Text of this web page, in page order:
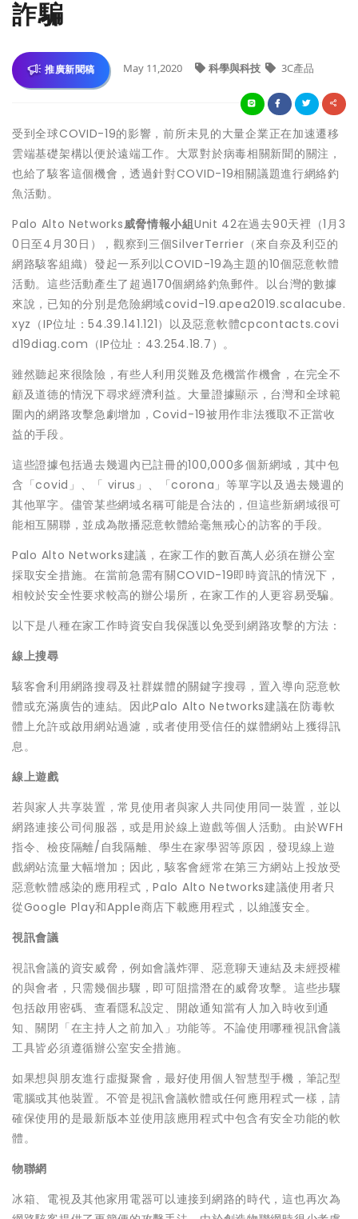
詐騙
推廣新聞稿 May 11,2020 科學與科技 3C產品
受到全球COVID-19的影響，前所未見的大量企業正在加速遷移
雲端基礎架構以便於遠端工作。大眾對於病毒相關新聞的關注，
也給了駭客這個機會，透過針對COVID-19相關議題進行網絡釣
魚活動。
Palo Alto Networks威脅情報小組Unit 42在過去90天裡（1月3
0日至4月30日），觀察到三個SilverTerrier（來自奈及利亞的
網路駭客組織）發起一系列以COVID-19為主題的10個惡意軟體
活動。這些活動產生了超過170個網絡釣魚郵件。以台灣的數據
來說，已知的分別是危險網域covid-19.apea2019.scalacube.
xyz（IP位址：54.39.141.121）以及惡意軟體cpcontacts.covi
d19diag.com（IP位址：43.254.18.7）。
雖然聽起來很陰險，有些人利用災難及危機當作機會，在完全不
顧及道德的情況下尋求經濟利益。大量證據顯示，台灣和全球範
圍內的網路攻擊急劇增加，Covid-19被用作非法獲取不正當收
益的手段。
這些證據包括過去幾週內已註冊的100,000多個新網域，其中包
含「covid」、「 virus」、「corona」等單字以及過去幾週的
其他單字。儘管某些網域名稱可能是合法的，但這些新網域很可
能相互關聯，並成為散播惡意軟體給毫無戒心的訪客的手段。
Palo Alto Networks建議，在家工作的數百萬人必須在辦公室
採取安全措施。在當前急需有關COVID-19即時資訊的情況下，
相較於安全性要求較高的辦公場所，在家工作的人更容易受騙。
以下是八種在家工作時資安自我保護以免受到網路攻擊的方法：
線上搜尋
駭客會利用網路搜尋及社群媒體的關鍵字搜尋，置入導向惡意軟
體或充滿廣告的連結。因此Palo Alto Networks建議在防毒軟
體上允許或啟用網站過濾，或者使用受信任的媒體網站上獲得訊
息。
線上遊戲
若與家人共享裝置，常見使用者與家人共同使用同一裝置，並以
網路連接公司伺服器，或是用於線上遊戲等個人活動。由於WFH
指令、檢疫隔離/自我隔離、學生在家學習等原因，發現線上遊
戲網站流量大幅增加；因此，駭客會經常在第三方網站上投放受
惡意軟體感染的應用程式，Palo Alto Networks建議使用者只
從Google Play和Apple商店下載應用程式，以維護安全。
視訊會議
視訊會議的資安威脅，例如會議炸彈、惡意聊天連結及未經授權
的與會者，只需幾個步驟，即可阻擋潛在的威脅攻擊。這些步驟
包括啟用密碼、查看隱私設定、開啟通知當有人加入時收到通
知、關閉「在主持人之前加入」功能等。不論使用哪種視訊會議
工具皆必須遵循辦公室安全措施。
如果想與朋友進行虛擬聚會，最好使用個人智慧型手機，筆記型
電腦或其他裝置。不管是視訊會議軟體或任何應用程式一樣，請
確保使用的是最新版本並使用該應用程式中包含有安全功能的軟
體。
物聯網
冰箱、電視及其他家用電器可以連接到網路的時代，這也再次為